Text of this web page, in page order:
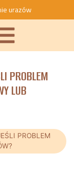
urazów
PROBLEM
LUB
PROBLEM